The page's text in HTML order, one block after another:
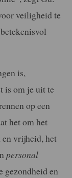
veiligheid te
is,
is om je uit te
op een
het om het
en vrijheid, het
personal
gezondheid en